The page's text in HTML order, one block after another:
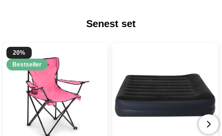
Senest set
20%
Bestseller